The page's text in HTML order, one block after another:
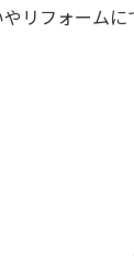
リフォーム